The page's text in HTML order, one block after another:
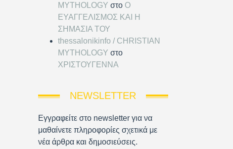
MYTHOLOGY στο Ο
ΕΥΑΓΓΕΛΙΣΜΟΣ ΚΑΙ Η
ΣΗΜΑΣΙΑ ΤΟΥ
thessalonikinfo / CHRISTIAN
MYTHOLOGY στο
ΧΡΙΣΤΟΥΓΕΝΝΑ
NEWSLETTER
Εγγραφείτε στο newsletter για να
μαθαίνετε πληροφορίες σχετικά με
νέα άρθρα και δημοσιεύσεις.